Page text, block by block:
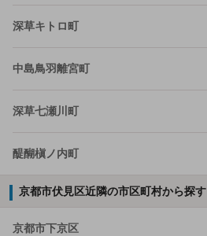
深草キトロ町
中島鳥羽離宮町
深草七瀬川町
醍醐槇ノ内町
京都市伏見区近隣の市区町村から探す
京都市下京区